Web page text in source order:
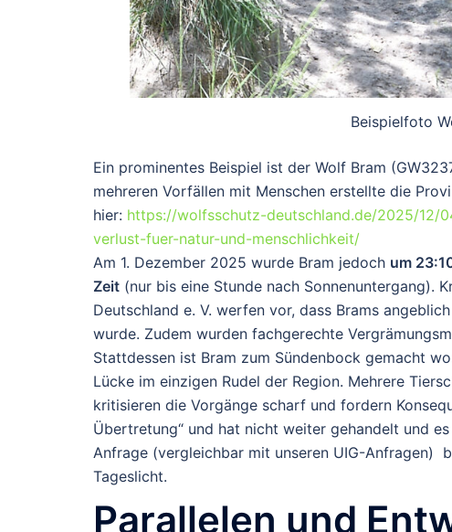
Beispielfoto
Ein prominentes Beispiel ist der Wolf Bram
mehreren Vorfällen mit Menschen erstellte die
hier: https://wolfsschutz-deutschland.de/2025/12/
verlust-fuer-natur-und-menschlichkeit/
Am 1. Dezember 2025 wurde Bram jedoch um
Zeit (nur bis eine Stunde nach Sonnenuntergang).
Deutschland e. V. werfen vor, dass Brams
wurde. Zudem wurden fachgerechte
Stattdessen ist Bram zum Sündenbock gemacht
Lücke im einzigen Rudel der Region. Mehrere
kritisieren die Vorgänge scharf und fordern
Übertretung“ und hat nicht weiter gehandelt und
Anfrage (vergleichbar mit unseren UIG-Anfragen)
Tageslicht.
Parallelen und